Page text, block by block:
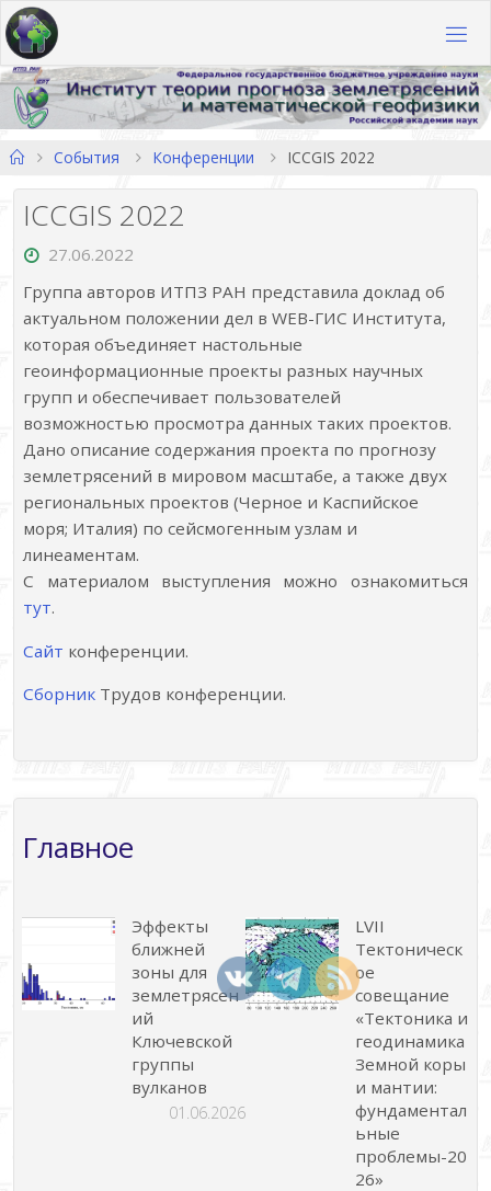
Перейти
к
содержимому
ГлавнаяСобытия Конференции ICCGIS 2022
ICCGIS 2022
27.06.2022
Группа авторов ИТПЗ РАН представила доклад об
актуальном положении дел в WEB-ГИС Института,
которая объединяет настольные
геоинформационные проекты разных научных
групп и обеспечивает пользователей
возможностью просмотра данных таких проектов.
Дано описание содержания проекта по прогнозу
землетрясений в мировом масштабе, а также двух
региональных проектов (Черное и Каспийское
моря; Италия) по сейсмогенным узлам и
линеаментам.
С материалом выступления можно ознакомиться
тут.
Сайт конференции.
Сборник Трудов конференции.
Главное
Эффекты
ближней
зоны для
землетрясен
ий
Ключевской
группы
вулканов
01.06.2026
LVII
Тектоническ
ое
совещание
«Тектоника и
геодинамика
Земной коры
и мантии:
фундаментал
ьные
проблемы-20
26»